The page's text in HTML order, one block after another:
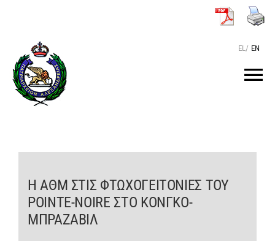
περιεχόμενο
EL/ EN
ΤΟ ΠΑΤΡΙΑΡΧΕΙΟ
Η ΑΘΜ ΣΤΙΣ ΦΤΩΧΟΓΕΙΤΟΝΙΕΣ ΤΟΥ
POINTE-NOIRE ΣΤΟ ΚΟΝΓΚΟ-
ΜΠΡΑΖΑΒΙΛ